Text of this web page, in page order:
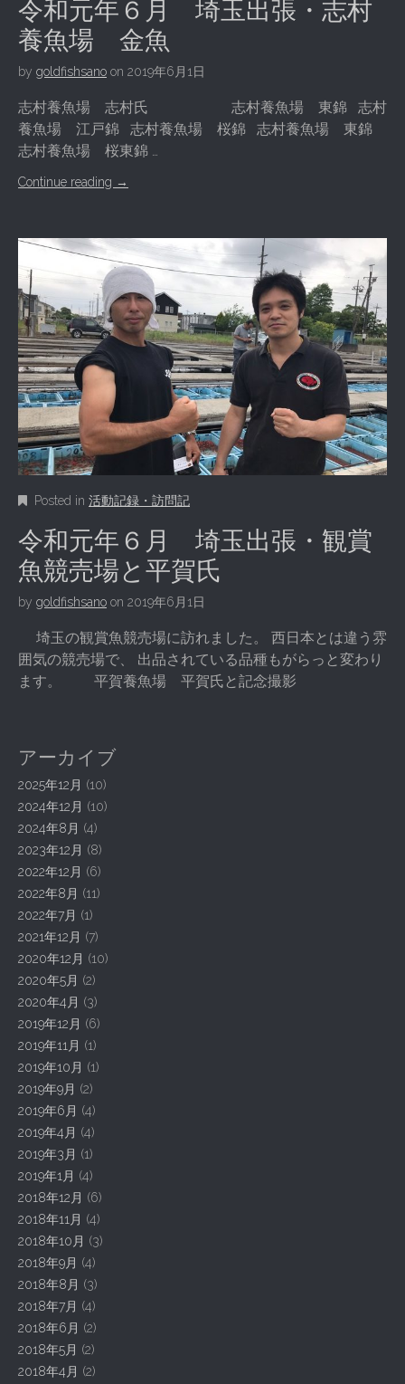
令和元年６月 埼玉出張・志村
養魚場 金魚
by goldfishsano on 2019年6月1日
志村養魚場 志村氏 志村養魚場 東錦 志村
養魚場 江戸錦 志村養魚場 桜錦 志村養魚場 東錦
志村養魚場 桜東錦 …
Continue reading →
Posted in 活動記録・訪問記
令和元年６月 埼玉出張・観賞
魚競売場と平賀氏
by goldfishsano on 2019年6月1日
埼玉の観賞魚競売場に訪れました。 西日本とは違う雰
囲気の競売場で、 出品されている品種もがらっと変わり
ます。 平賀養魚場 平賀氏と記念撮影
アーカイブ
2025年12月 (10)
2024年12月 (10)
2024年8月 (4)
2023年12月 (8)
2022年12月 (6)
2022年8月 (11)
2022年7月 (1)
2021年12月 (7)
2020年12月 (10)
2020年5月 (2)
2020年4月 (3)
2019年12月 (6)
2019年11月 (1)
2019年10月 (1)
2019年9月 (2)
2019年6月 (4)
2019年4月 (4)
2019年3月 (1)
2019年1月 (4)
2018年12月 (6)
2018年11月 (4)
2018年10月 (3)
2018年9月 (4)
2018年8月 (3)
2018年7月 (4)
2018年6月 (2)
2018年5月 (2)
2018年4月 (2)